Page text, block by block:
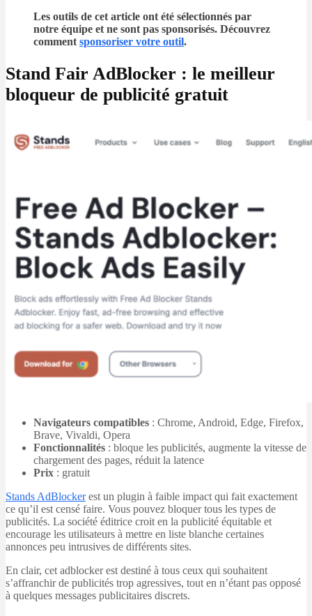
Les outils de cet article ont été sélectionnés par
notre équipe et ne sont pas sponsorisés. Découvrez
comment sponsoriser votre outil.
Stand Fair AdBlocker : le meilleur
bloqueur de publicité gratuit
Navigateurs compatibles : Chrome, Android, Edge, Firefox,
Brave, Vivaldi, Opera
Fonctionnalités : bloque les publicités, augmente la vitesse de
chargement des pages, réduit la latence
Prix : gratuit
Stands AdBlockerest un plugin à faible impact qui fait exactement
ce qu’il est censé faire. Vous pouvez bloquer tous les types de
publicités. La société éditrice croit en la publicité équitable et
encourage les utilisateurs à mettre en liste blanche certaines
annonces peu intrusives de différents sites.
En clair, cet adblocker est destiné à tous ceux qui souhaitent
s’affranchir de publicités trop agressives, tout en n’étant pas opposé
à quelques messages publicitaires discrets.